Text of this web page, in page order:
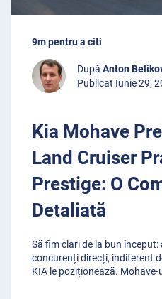
9m pentru a citi
După Anton
Publicat Iunie 29,
Kia Mohave
Land Cruiser
Prestige: O
Detaliată
Să fim clari de la bun
concurenți direcți, indiferent
KIA le poziționează. Mohave-